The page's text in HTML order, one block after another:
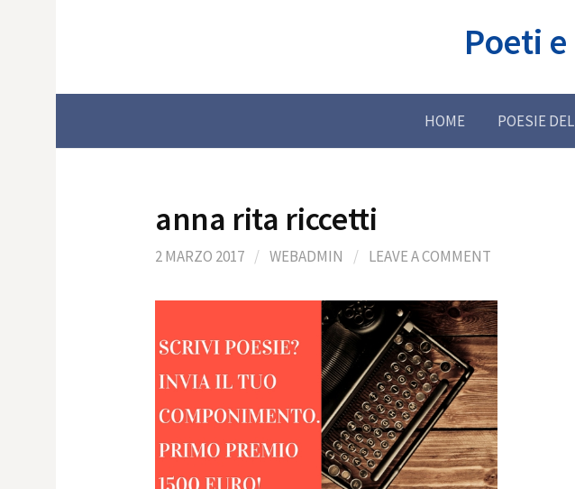
Poeti
HOME POESIE
anna rita riccetti
2 MARZO 2017 / WEBADMIN / LEAVE A COMMENT